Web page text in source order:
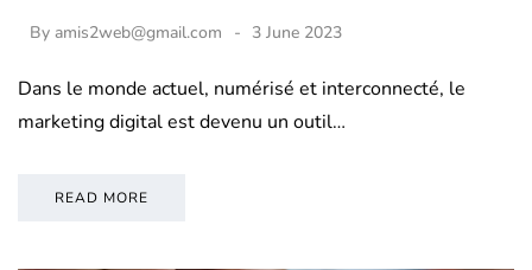
By amis2web@gmail.com 3 June 2023
Dans le monde actuel, numérisé et interconnecté, le
marketing digital est devenu un outil…
READ MORE